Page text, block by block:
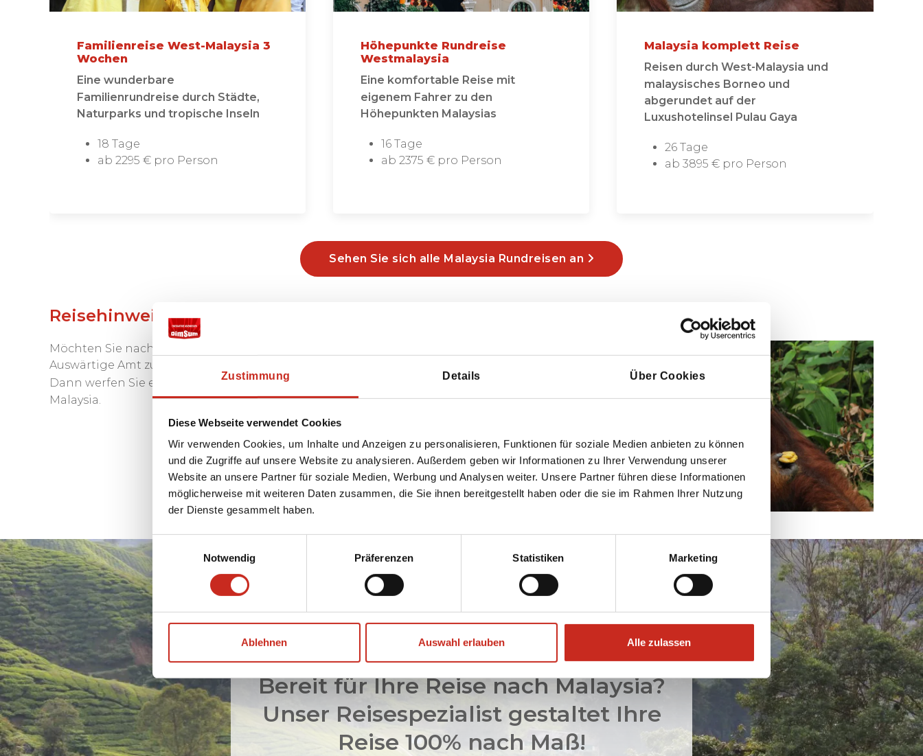
Zustimmung Details Über Cookies
Diese Webseite verwendet Cookies
Wir verwenden Cookies, um Inhalte und Anzeigen zu personalisieren, Funktionen für soziale Medien anbieten zu können
und die Zugriffe auf unsere Website zu analysieren. Außerdem geben wir Informationen zu Ihrer Verwendung unserer
Website an unsere Partner für soziale Medien, Werbung und Analysen weiter. Unsere Partner führen diese Informationen
möglicherweise mit weiteren Daten zusammen, die Sie ihnen bereitgestellt haben oder die sie im Rahmen Ihrer Nutzung
der Dienste gesammelt haben.
Einwilligungsauswahl
Notwendig
Präferenzen Statistiken Marketing
Ablehnen Auswahl erlauben Alle zulassen
Familienreise West-Malaysia 3
Wochen
Eine wunderbare
Familienrundreise durch Städte,
Naturparks und tropische Inseln
18 Tage
ab 2295 € pro Person
Höhepunkte Rundreise
Westmalaysia
Eine komfortable Reise mit
eigenem Fahrer zu den
Höhepunkten Malaysias
16 Tage
ab 2375 € pro Person
Malaysia komplett Reise
Reisen durch West-Malaysia und
malaysisches Borneo und
abgerundet auf der
Luxushotelinsel Pulau Gaya
26 Tage
ab 3895 € pro Person
Sehen Sie sich alle Malaysia Rundreisen an
Reisehinweise des Auswärtigen Amtes zu Malaysia
Möchten Sie nach Malaysia reisen und mehr darüber erfahren, welche Reisehinweise das
Auswärtige Amt zu Malaysia gibt? Möchten Sie wissen, ob es sicher ist, in Malaysia zu reisen?
Dann werfen Sie einen Blick auf die Seite des
mit Reisehinweisen zu
Malaysia.
Bereit für Ihre Reise nach Malaysia?
Unser Reisespezialist gestaltet Ihre
Reise 100% nach Maß!